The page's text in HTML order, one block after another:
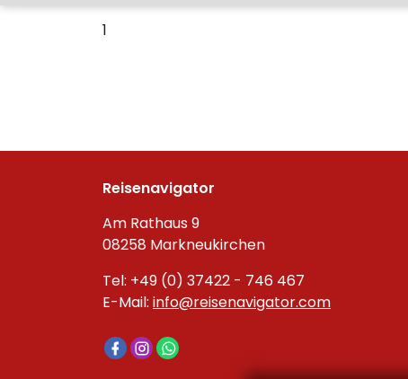
1
Reisenavigator
Am Rathaus 9
08258 Markneukirchen
Tel: +49 (0) 37422 - 746 467
E-Mail: info@reisenavigator.com